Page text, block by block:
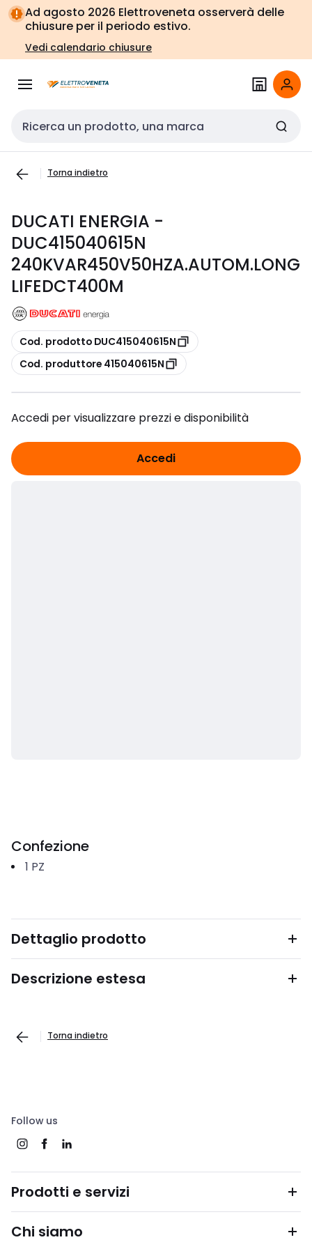
Vai alla
navigazione
Vai
alla
pagina
Ad agosto 2026 Elettroveneta osserverà delle
chiusure per il periodo estivo.
Vedi calendario chiusure
Cerca input
Torna indietro
DUCATI ENERGIA -
DUC415040615N
240KVAR450V50HZA.AUTOM.LONG
LIFEDCT400M
copia
Cod. prodotto DUC415040615N
copia
Cod. produttore 415040615N
Accedi per visualizzare prezzi e disponibilità
Accedi
Confezione
1 PZ
Dettaglio prodotto
Descrizione estesa
Torna indietro
Follow us
Prodotti e servizi
Chi siamo